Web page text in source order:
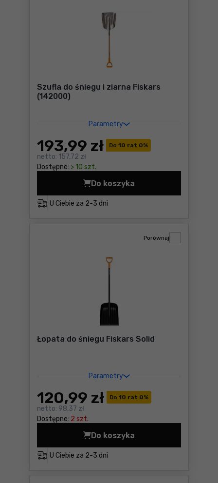
Szufla do śniegu i ziarna Fiskars
(142000)
Parametry
Do 10 rat 0%
193,99 zł
netto: 157,72 zł
Dostępne: > 10 szt.
U Ciebie za 2-3 dni
Do koszyka
Szufla do śniegu i ziarna
Łopata do śniegu Fiskars Solid
Parametry
Do 10 rat 0%
120,99 zł
netto: 98,37 zł
Dostępne: 2 szt.
Porównaj
U Ciebie za 2-3 dni
Do koszyka
Łopata do śniegu Fiskars